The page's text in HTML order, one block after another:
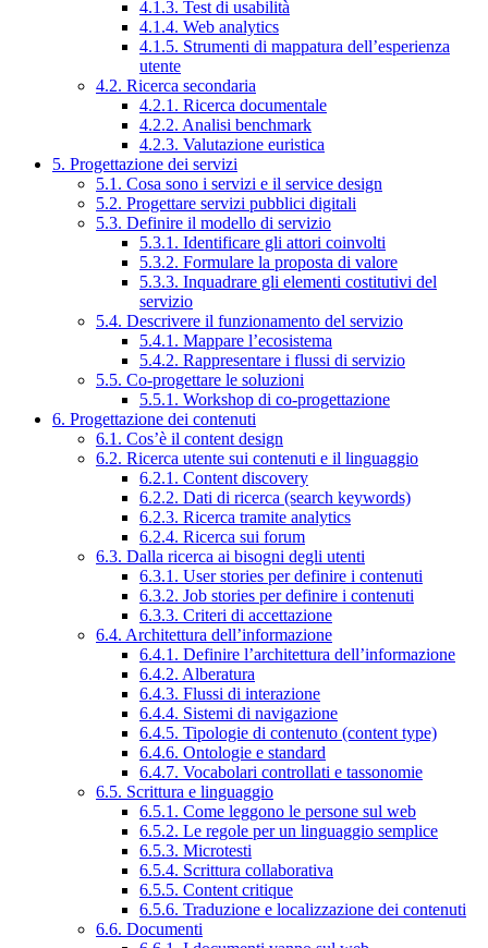
4.1.3. Test di usabilità
4.1.4. Web analytics
4.1.5. Strumenti di mappatura dell’esperienza
utente
4.2. Ricerca secondaria
4.2.1. Ricerca documentale
4.2.2. Analisi benchmark
4.2.3. Valutazione euristica
5. Progettazione dei servizi
5.1. Cosa sono i servizi e il service design
5.2. Progettare servizi pubblici digitali
5.3. Definire il modello di servizio
5.3.1. Identificare gli attori coinvolti
5.3.2. Formulare la proposta di valore
5.3.3. Inquadrare gli elementi costitutivi del
servizio
5.4. Descrivere il funzionamento del servizio
5.4.1. Mappare l’ecosistema
5.4.2. Rappresentare i flussi di servizio
5.5. Co-progettare le soluzioni
5.5.1. Workshop di co-progettazione
6. Progettazione dei contenuti
6.1. Cos’è il content design
6.2. Ricerca utente sui contenuti e il linguaggio
6.2.1. Content discovery
6.2.2. Dati di ricerca (search keywords)
6.2.3. Ricerca tramite analytics
6.2.4. Ricerca sui forum
6.3. Dalla ricerca ai bisogni degli utenti
6.3.1. User stories per definire i contenuti
6.3.2. Job stories per definire i contenuti
6.3.3. Criteri di accettazione
6.4. Architettura dell’informazione
6.4.1. Definire l’architettura dell’informazione
6.4.2. Alberatura
6.4.3. Flussi di interazione
6.4.4. Sistemi di navigazione
6.4.5. Tipologie di contenuto (content type)
6.4.6. Ontologie e standard
6.4.7. Vocabolari controllati e tassonomie
6.5. Scrittura e linguaggio
6.5.1. Come leggono le persone sul web
6.5.2. Le regole per un linguaggio semplice
6.5.3. Microtesti
6.5.4. Scrittura collaborativa
6.5.5. Content critique
6.5.6. Traduzione e localizzazione dei contenuti
6.6. Documenti